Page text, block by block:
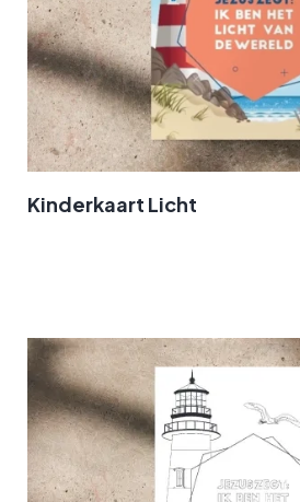
Kinderkaart Licht